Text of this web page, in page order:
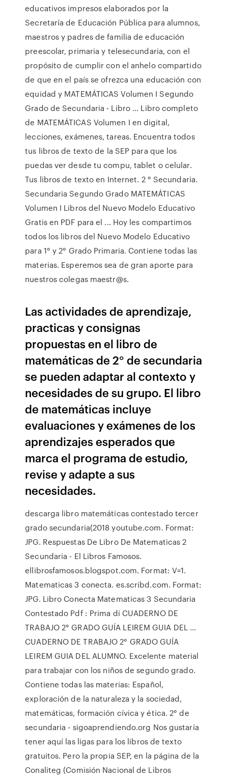
educativos impresos elaborados por la
Secretaría de Educación Pública para alumnos,
maestros y padres de familia de educación
preescolar, primaria y telesecundaria, con el
propósito de cumplir con el anhelo compartido
de que en el país se ofrezca una educación con
equidad y MATEMÁTICAS Volumen I Segundo
Grado de Secundaria - Libro ... Libro completo
de MATEMÁTICAS Volumen I en digital,
lecciones, exámenes, tareas. Encuentra todos
tus libros de texto de la SEP para que los
puedas ver desde tu compu, tablet o celular.
Tus libros de texto en Internet. 2 ° Secundaria.
Secundaria Segundo Grado MATEMÁTICAS
Volumen I Libros del Nuevo Modelo Educativo
Gratis en PDF para el ... Hoy les compartimos
todos los libros del Nuevo Modelo Educativo
para 1° y 2° Grado Primaria. Contiene todas las
materias. Esperemos sea de gran aporte para
nuestros colegas maestr@s.
Las actividades de aprendizaje,
practicas y consignas
propuestas en el libro de
matemáticas de 2° de secundaria
se pueden adaptar al contexto y
necesidades de su grupo. El libro
de matemáticas incluye
evaluaciones y exámenes de los
aprendizajes esperados que
marca el programa de estudio,
revise y adapte a sus
necesidades.
descarga libro matemáticas contestado tercer
grado secundaria(2018 youtube.com. Format:
JPG. Respuestas De Libro De Matematicas 2
Secundaria - El Libros Famosos.
ellibrosfamosos.blogspot.com. Format: V=1.
Matematicas 3 conecta. es.scribd.com. Format:
JPG. Libro Conecta Matematicas 3 Secundaria
Contestado Pdf : Prima di CUADERNO DE
TRABAJO 2° GRADO GUÍA LEIREM GUIA DEL …
CUADERNO DE TRABAJO 2° GRADO GUÍA
LEIREM GUIA DEL ALUMNO. Excelente material
para trabajar con los niños de segundo grado.
Contiene todas las materias: Español,
exploración de la naturaleza y la sociedad,
matemáticas, formación cívica y ética. 2° de
secundaria - sigoaprendiendo.org Nos gustaría
tener aquí las ligas para los libros de texto
gratuitos. Pero la propia SEP, en la página de la
Conaliteg (Comisión Nacional de Libros